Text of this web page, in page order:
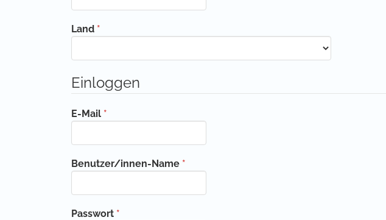
Land *
Einloggen
E-Mail *
Benutzer/innen-Name *
Passwort *